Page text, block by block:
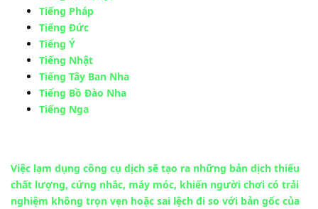
Tiếng Pháp
Tiếng Đức
Tiếng Ý
Tiếng Nhật
Tiếng Tây Ban Nha
Tiếng Bồ Đào Nha
Tiếng Nga
Việc lạm dụng công cụ dịch sẽ tạo ra những bản dịch thiếu
chất lượng, cứng nhắc, máy móc, khiến người chơi có trải
nghiệm không trọn vẹn hoặc sai lệch đi so với bản gốc của